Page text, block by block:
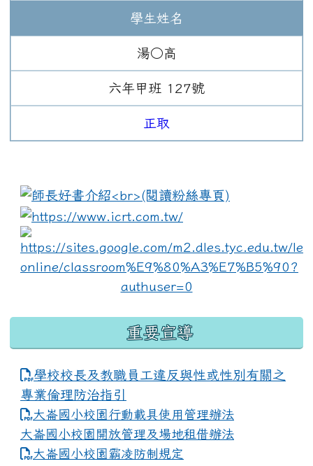
學生姓名
湯○高
六年 甲班 127號
正取
link to https://
重要宣導
學校校長及教職員工違反與性或性別有關之
專業倫理防治指引
大崙國小校園行動載具使用管理辦法
大崙國小校園開放管理及場地租借辦法
大崙國小校園霸凌防制規定